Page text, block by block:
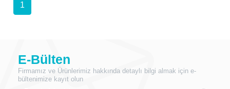
1
E-Bülten
Firmamız ve Ürünlerimiz hakkında detaylı bilgi almak için e-
bültenimize kayıt olun